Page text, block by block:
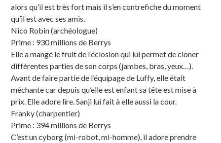
alors qu’il est très fort mais il s’en contrefiche du moment
qu’il est avec ses amis.
Nico Robin (archéologue)
Prime : 930 millions de Berrys
Elle a mangé le fruit de l’éclosion qui lui permet de cloner
différentes parties de son corps (jambes, bras, yeux…).
Avant de faire partie de l’équipage de Luffy, elle était
méchante car depuis qu’elle est enfant sa tête est mise à
prix. Elle adore lire. Sanji lui fait à elle aussi la cour.
Franky (charpentier)
Prime : 394 millions de Berrys
C’est un cyborg (mi-robot, mi-homme), il adore prendre